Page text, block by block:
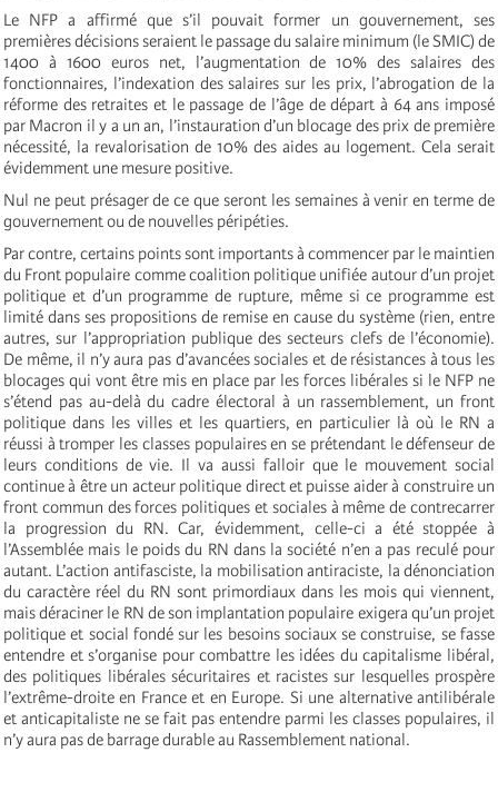
Le NFP a affirmé que s’il pouvait former un gouvernement, ses
premières décisions seraient le passage du salaire minimum (le SMIC) de
1400 à 1600 euros net, l’augmentation de 10% des salaires des
fonctionnaires, l’indexation des salaires sur les prix, l’abrogation de la
réforme des retraites et le passage de l’âge de départ à 64 ans imposé
par Macron il y a un an, l’instauration d’un blocage des prix de première
nécessité, la revalorisation de 10% des aides au logement. Cela serait
évidemment une mesure positive.
Nul ne peut présager de ce que seront les semaines à venir en terme de
gouvernement ou de nouvelles péripéties.
Par contre, certains points sont importants à commencer par le maintien
du Front populaire comme coalition politique unifiée autour d’un projet
politique et d’un programme de rupture, même si ce programme est
limité dans ses propositions de remise en cause du système (rien, entre
autres, sur l’appropriation publique des secteurs clefs de l’économie).
De même, il n’y aura pas d’avancées sociales et de résistances à tous les
blocages qui vont être mis en place par les forces libérales si le NFP ne
s’étend pas au-delà du cadre électoral à un rassemblement, un front
politique dans les villes et les quartiers, en particulier là où le RN a
réussi à tromper les classes populaires en se prétendant le défenseur de
leurs conditions de vie. Il va aussi falloir que le mouvement social
continue à être un acteur politique direct et puisse aider à construire un
front commun des forces politiques et sociales à même de contrecarrer
la progression du RN. Car, évidemment, celle-ci a été stoppée à
l’Assemblée mais le poids du RN dans la société n’en a pas reculé pour
autant. L’action antifasciste, la mobilisation antiraciste, la dénonciation
du caractère réel du RN sont primordiaux dans les mois qui viennent,
mais déraciner le RN de son implantation populaire exigera qu’un projet
politique et social fondé sur les besoins sociaux se construise, se fasse
entendre et s’organise pour combattre les idées du capitalisme libéral,
des politiques libérales sécuritaires et racistes sur lesquelles prospère
l’extrême-droite en France et en Europe. Si une alternative antilibérale
et anticapitaliste ne se fait pas entendre parmi les classes populaires, il
n’y aura pas de barrage durable au Rassemblement national.